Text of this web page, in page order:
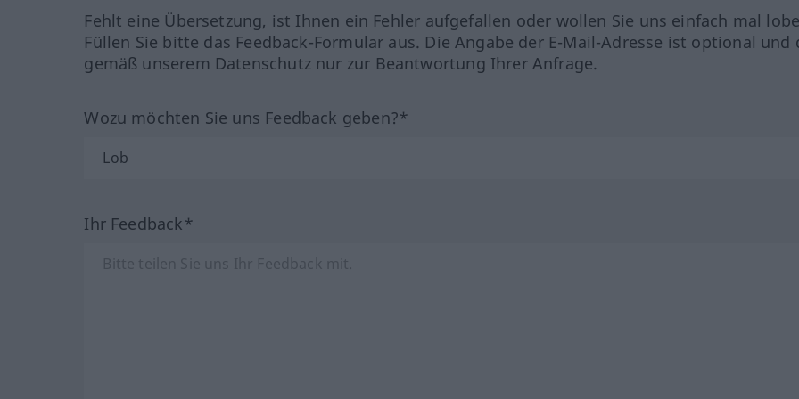
Fehlt eine Übersetzung, ist Ihnen ein Fehler aufgefallen oder wollen Sie uns einfach mal
Füllen Sie bitte das Feedback-Formular aus. Die Angabe der E-Mail-Adresse ist optional und
gemäß unserem Datenschutz nur zur Beantwortung Ihrer Anfrage.
Wozu möchten Sie uns Feedback geben?*
Ihr Feedback*